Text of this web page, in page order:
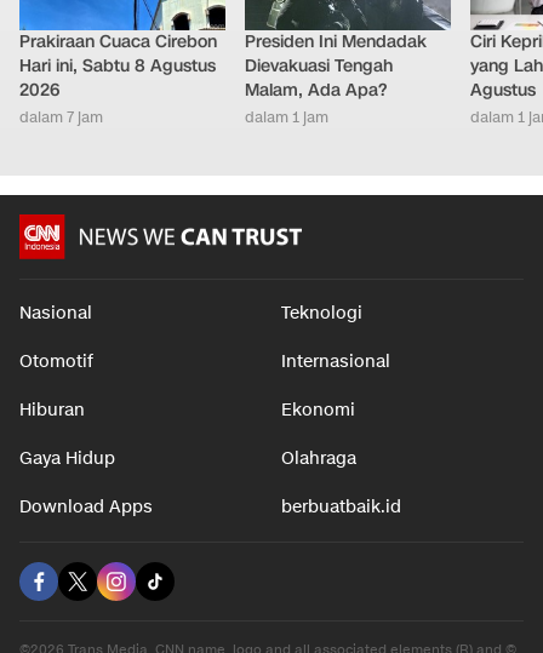
Prakiraan Cuaca Cirebon
Hari ini, Sabtu 8 Agustus
2026
dalam 7 jam
Presiden Ini Mendadak
Dievakuasi Tengah
Malam, Ada Apa?
dalam 1 jam
Ciri
yang
Agustus
dalam 1
Nasional Teknologi
Otomotif Internasional
Hiburan Ekonomi
Gaya Hidup Olahraga
Download Apps berbuatbaik.id